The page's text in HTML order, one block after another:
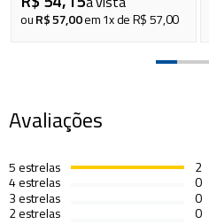
ouR$57,00em1x deR$57,00
Avaliações
5estrelas
4estrelas
3estrelas
2estrelas
2
0
0
0